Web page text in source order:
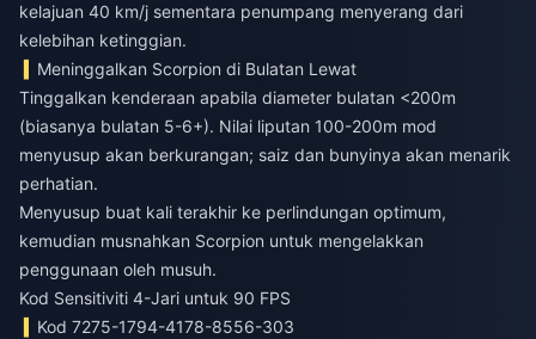
kelajuan 40 km/j sementara penumpang menyerang dari
kelebihan ketinggian.
Meninggalkan Scorpion di Bulatan Lewat
Tinggalkan kenderaan apabila diameter bulatan <200m
(biasanya bulatan 5-6+). Nilai liputan 100-200m mod
menyusup akan berkurangan; saiz dan bunyinya akan menarik
perhatian.
Menyusup buat kali terakhir ke perlindungan optimum,
kemudian musnahkan Scorpion untuk mengelakkan
penggunaan oleh musuh.
Kod Sensitiviti 4-Jari untuk 90 FPS
Kod 7275-1794-4178-8556-303